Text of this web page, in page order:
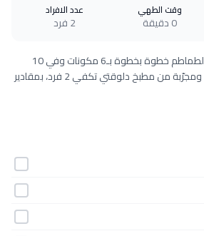
وقت الطهي
0 دقيقة
عدد الافراد
2 فرد
طريقة عمل فول بالثوم والطماطم خطوة بخطوة بـ6 مكونات وفي 10
دقائق فقط. وصفة سهلة ومجرّبة من مطبخ دلوقتي تكفي 2 فرد، بمقادير